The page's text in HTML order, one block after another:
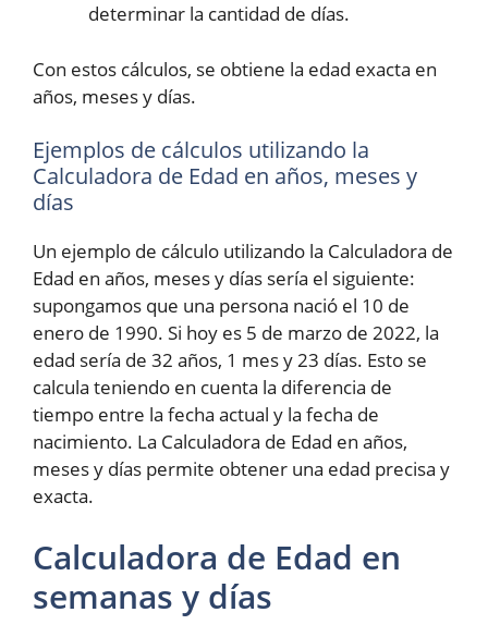
determinar la cantidad de días.
Con estos cálculos, se obtiene la edad exacta en
años, meses y días.
Ejemplos de cálculos utilizando la
Calculadora de Edad en años, meses y
días
Un ejemplo de cálculo utilizando la Calculadora de
Edad en años, meses y días sería el siguiente:
supongamos que una persona nació el 10 de
enero de 1990. Si hoy es 5 de marzo de 2022, la
edad sería de 32 años, 1 mes y 23 días. Esto se
calcula teniendo en cuenta la diferencia de
tiempo entre la fecha actual y la fecha de
nacimiento. La Calculadora de Edad en años,
meses y días permite obtener una edad precisa y
exacta.
Calculadora de Edad en
semanas y días